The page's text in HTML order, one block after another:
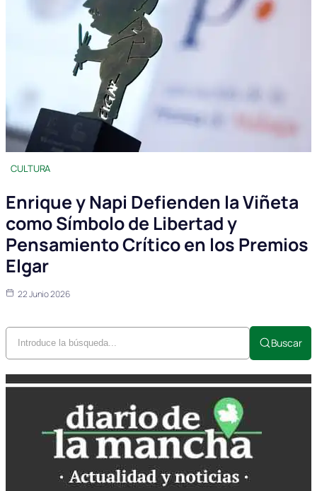
CULTURA
Enrique y Napi Defienden la Viñeta
como Símbolo de Libertad y
Pensamiento Crítico en los Premios
Elgar
22 Junio 2026
Buscar